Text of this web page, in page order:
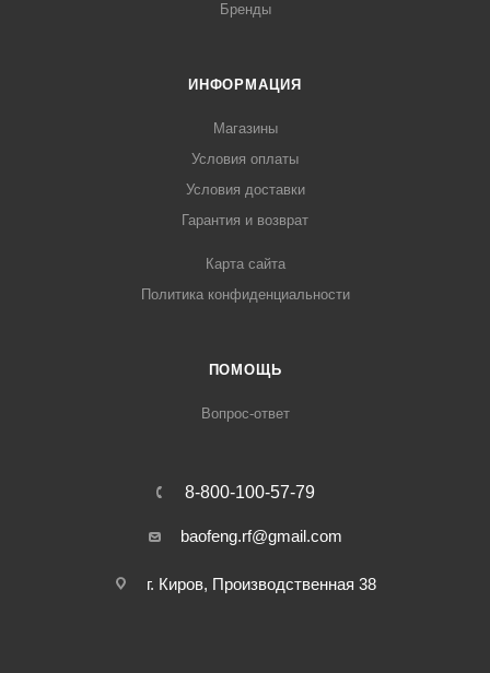
Бренды
ИНФОРМАЦИЯ
Магазины
Условия оплаты
Условия доставки
Гарантия и возврат
Карта сайта
Политика конфиденциальности
ПОМОЩЬ
Вопрос-ответ
8-800-100-57-79
baofeng.rf@gmail.com
г. Киров, Производственная 38